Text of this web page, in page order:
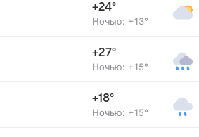
+24°
Ночью: +13°
+27°
Ночью: +15°
+18°
Ночью: +15°